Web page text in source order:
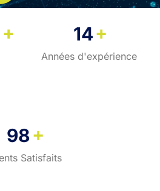
+ 14+
Années d'expérience
98+
Satisfaits